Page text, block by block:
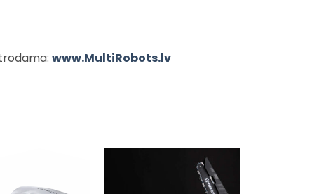
www.MultiRobots.lv
Pievienot
Pievienot